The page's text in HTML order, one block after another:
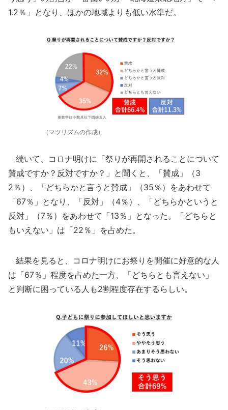
1.2％」となり、ほかの地域よりも低い水準だ。
（マツリズムの作成）
続いて、コロナ明けに「祭りが再開されることについて
賛成ですか？反対ですか？」と聞くと、「賛成」（3
2％）、「どちらかと言うと賛成」（35％）をあわせて
「67％」となり、「反対」（4％）、「どちらかというと
反対」（7％）をあわせて「13％」となった。「どちらと
もいえない」は「22％」を占めた。
結果を見ると、コロナ明けにお祭りを開催に好意的な人
は「67％」程度を占めた一方、「どちらとも言えない」
と判断に困っている人も2割程度存在するらしい。